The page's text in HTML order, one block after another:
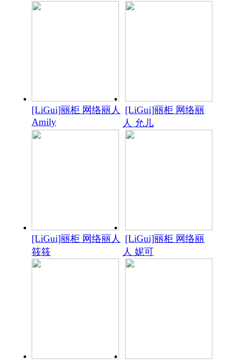
[LiGui]丽柜 网络丽人
Amily
[LiGui]丽柜 网络丽
人 允儿
[LiGui]丽柜 网络丽人
筱筱
[LiGui]丽柜 网络丽
人 妮可